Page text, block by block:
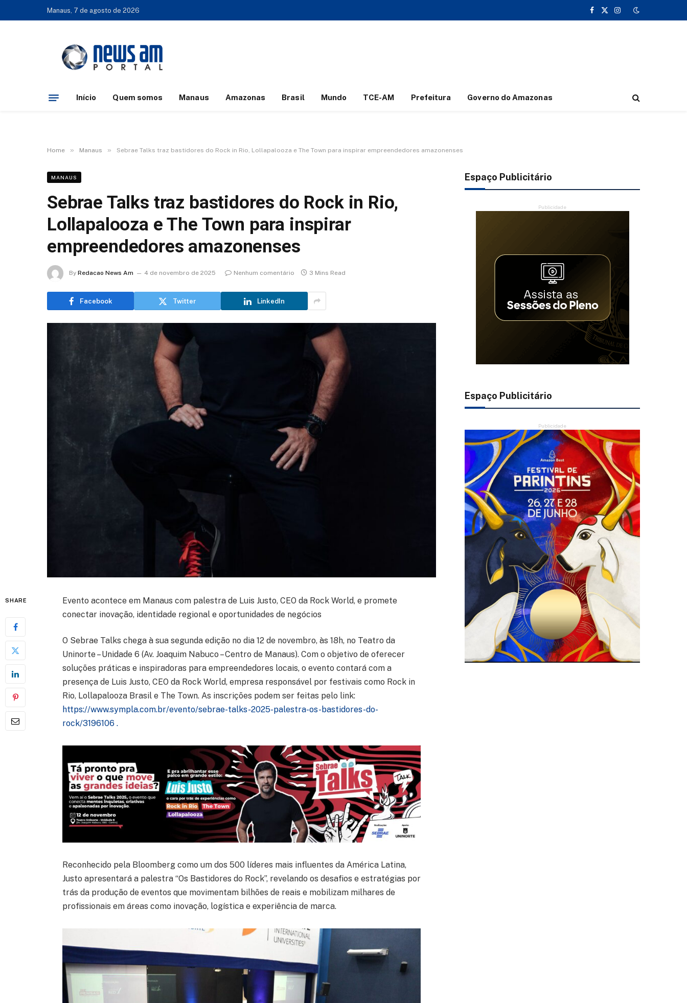
Manaus, 7 de agosto de 2026
Facebook
X
Instagram
Início Quem somos Manaus Amazonas Brasil Mundo TCE-AM Prefeitura Governo do Amazonas
Home » Manaus » Sebrae Talks traz bastidores do Rock in Rio, Lollapalooza e The Town para inspirar empreendedores amazonenses
MANAUS
Sebrae Talks traz bastidores do Rock in Rio,
Lollapalooza e The Town para inspirar
empreendedores amazonenses
By Redacao News Am 4 de novembro de 2025 Nenhum comentário 3 Mins Read
Facebook Twitter LinkedIn
SHARE
Evento acontece em Manaus com palestra de Luis Justo, CEO da Rock World, e promete
conectar inovação, identidade regional e oportunidades de negócios
O Sebrae Talks chega à sua segunda edição no dia 12 de novembro, às 18h, no Teatro da
Uninorte – Unidade 6 (Av. Joaquim Nabuco – Centro de Manaus). Com o objetivo de oferecer
soluções práticas e inspiradoras para empreendedores locais, o evento contará com a
presença de Luis Justo, CEO da Rock World, empresa responsável por festivais como Rock in
Rio, Lollapalooza Brasil e The Town. As inscrições podem ser feitas pelo link:
https://www.sympla.com.br/evento/sebrae-talks-2025-palestra-os-bastidores-do-
rock/3196106 .
Reconhecido pela Bloomberg como um dos 500 líderes mais influentes da América Latina,
Justo apresentará a palestra “Os Bastidores do Rock”, revelando os desafios e estratégias por
trás da produção de eventos que movimentam bilhões de reais e mobilizam milhares de
profissionais em áreas como inovação, logística e experiência de marca.
Espaço Publicitário
Publicidade
Espaço Publicitário
Publicidade